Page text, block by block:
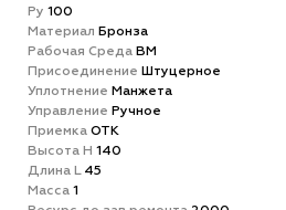
Ру 100
Матeриал Бронза
Рабочая Среда ВМ
Присоединение Штуцерное
Уплотнение Манжета
Управление Ручное
Приемка ОТК
Высота H 140
Длина L 45
Масса 1